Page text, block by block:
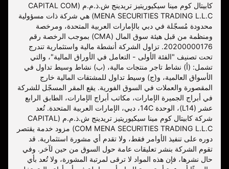
كابيتال كوم مينا سيكيوريتيز تريدينج ش.ذ.م.م (CAPITAL COM
MENA SECURITIES TRADING L.L.C) هي شركة ذات مسؤولية
محدودة مُسجّلة في دبي بالإمارات العربية المتحدة، ومرخصة
ومنظمة من قبل هيئة سوق المال (CMA) بموجب الرخصة رقم
20200000176. تزاول الشركة أنشطة مالية واستثمارية تندرج
تحت تصنيف "الفئة الأولى - التعامل في الأوراق المالية"، والتي
تشمل: (أ) نشاط تاجر منتجات مالية، (ب) نشاط وسيط تداول في
الأسواق العالمية، و(ج) وسيط تداول للمشتقات المالية خارج
المقصورة والعملات في السوق الفورية. يقع المقر المسجّل للشركة
في أبراج الجميرة الإمارات، مكاتب أبراج الإمارات، الطابق الرابع
عشر (L14)، الوحدة 14C، دبي، الإمارات العربية المتحدة. تُعد
شركة كابيتال كوم مينا سيكيوريتيز تريدينج ش.ذ.م.م (CAPITAL
COM MENA SECURITIES TRADING L.L.C) مزود خدمة يقتصر
دوره على تنفيذ الأوامر فقط، ولا تقدم أي مشورة استثمارية. قد
تقوم الشركة بنشر تعليقات عامة حول السوق من حين لآخر. وفي
حال نشرها، فإن هذه المواد لا ترقى لمرتبة المشورة، ولا تُعد بأي